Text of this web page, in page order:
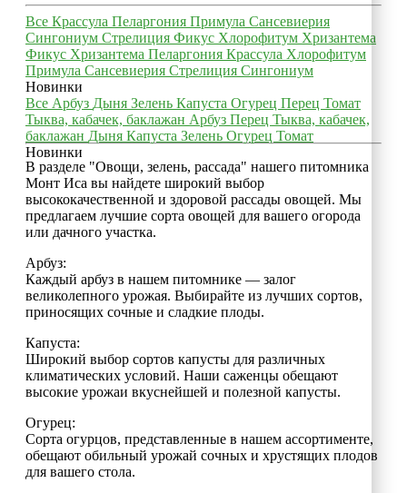
Все Крассула Пеларгония Примула Сансевиерия
Сингониум Стрелиция Фикус Хлорофитум Хризантема
Фикус Хризантема Пеларгония Крассула Хлорофитум
Примула Сансевиерия Стрелиция Сингониум
Новинки
Все Арбуз Дыня Зелень Капуста Огурец Перец Томат
Тыква, кабачек, баклажан Арбуз Перец Тыква, кабачек,
баклажан Дыня Капуста Зелень Огурец Томат
Новинки
В разделе "Овощи, зелень, рассада" нашего питомника
Монт Иса вы найдете широкий выбор
высококачественной и здоровой рассады овощей. Мы
предлагаем лучшие сорта овощей для вашего огорода
или дачного участка.
Арбуз:
Каждый арбуз в нашем питомнике — залог
великолепного урожая. Выбирайте из лучших сортов,
приносящих сочные и сладкие плоды.
Капуста:
Широкий выбор сортов капусты для различных
климатических условий. Наши саженцы обещают
высокие урожаи вкуснейшей и полезной капусты.
Огурец:
Сорта огурцов, представленные в нашем ассортименте,
обещают обильный урожай сочных и хрустящих плодов
для вашего стола.